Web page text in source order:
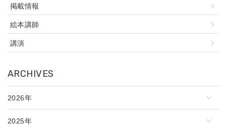
掲載情報
絵本講師
講演
ARCHIVES
2026年
2025年